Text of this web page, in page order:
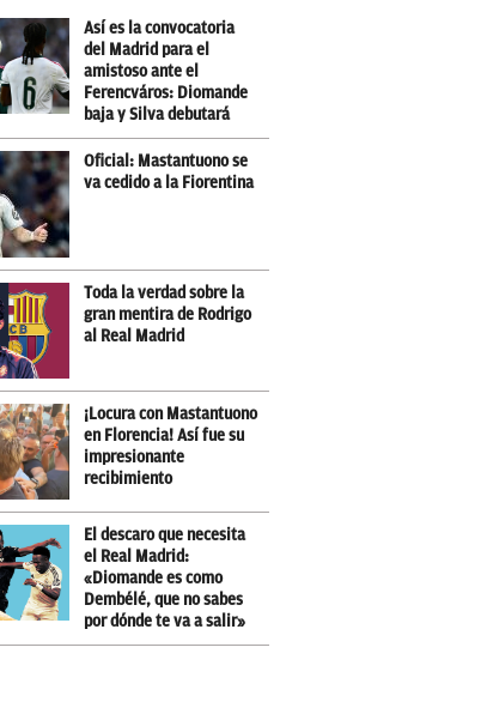
Así es la convocatoria
del Madrid para el
amistoso ante el
Ferencváros: Diomande
baja y Silva debutará
Oficial: Mastantuono se
va cedido a la Fiorentina
Toda la verdad sobre la
gran mentira de Rodrigo
al Real Madrid
¡Locura con Mastantuono
en Florencia! Así fue su
impresionante
recibimiento
El descaro que necesita
el Real Madrid:
«Diomande es como
Dembélé, que no sabes
por dónde te va a salir»